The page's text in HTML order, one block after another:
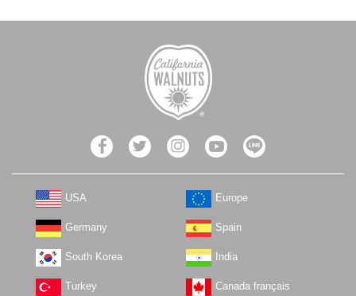
USA Europe
Germany Spain
South Korea India
Turkey Canada français